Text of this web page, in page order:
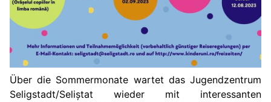
Über die Sommermonate wartet das Jugendzentrum
Seligstadt/Seliștat wieder mit interessanten